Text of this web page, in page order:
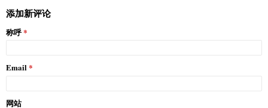
添加新评论
称呼
Email
网站